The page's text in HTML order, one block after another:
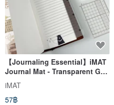
【Journaling Essential】iMAT
Journal Mat - Transparent Grid
Set of 3 for Travel Journals
iMAT
57฿